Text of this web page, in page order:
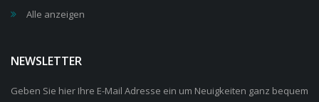
Alle anzeigen
NEWSLETTER
Geben Sie hier Ihre E-Mail Adresse ein um Neuigkeiten ganz bequem